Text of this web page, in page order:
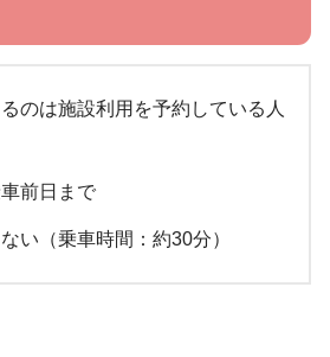
のは施設利用を予約している人
前日まで
い（乗車時間：約30分）